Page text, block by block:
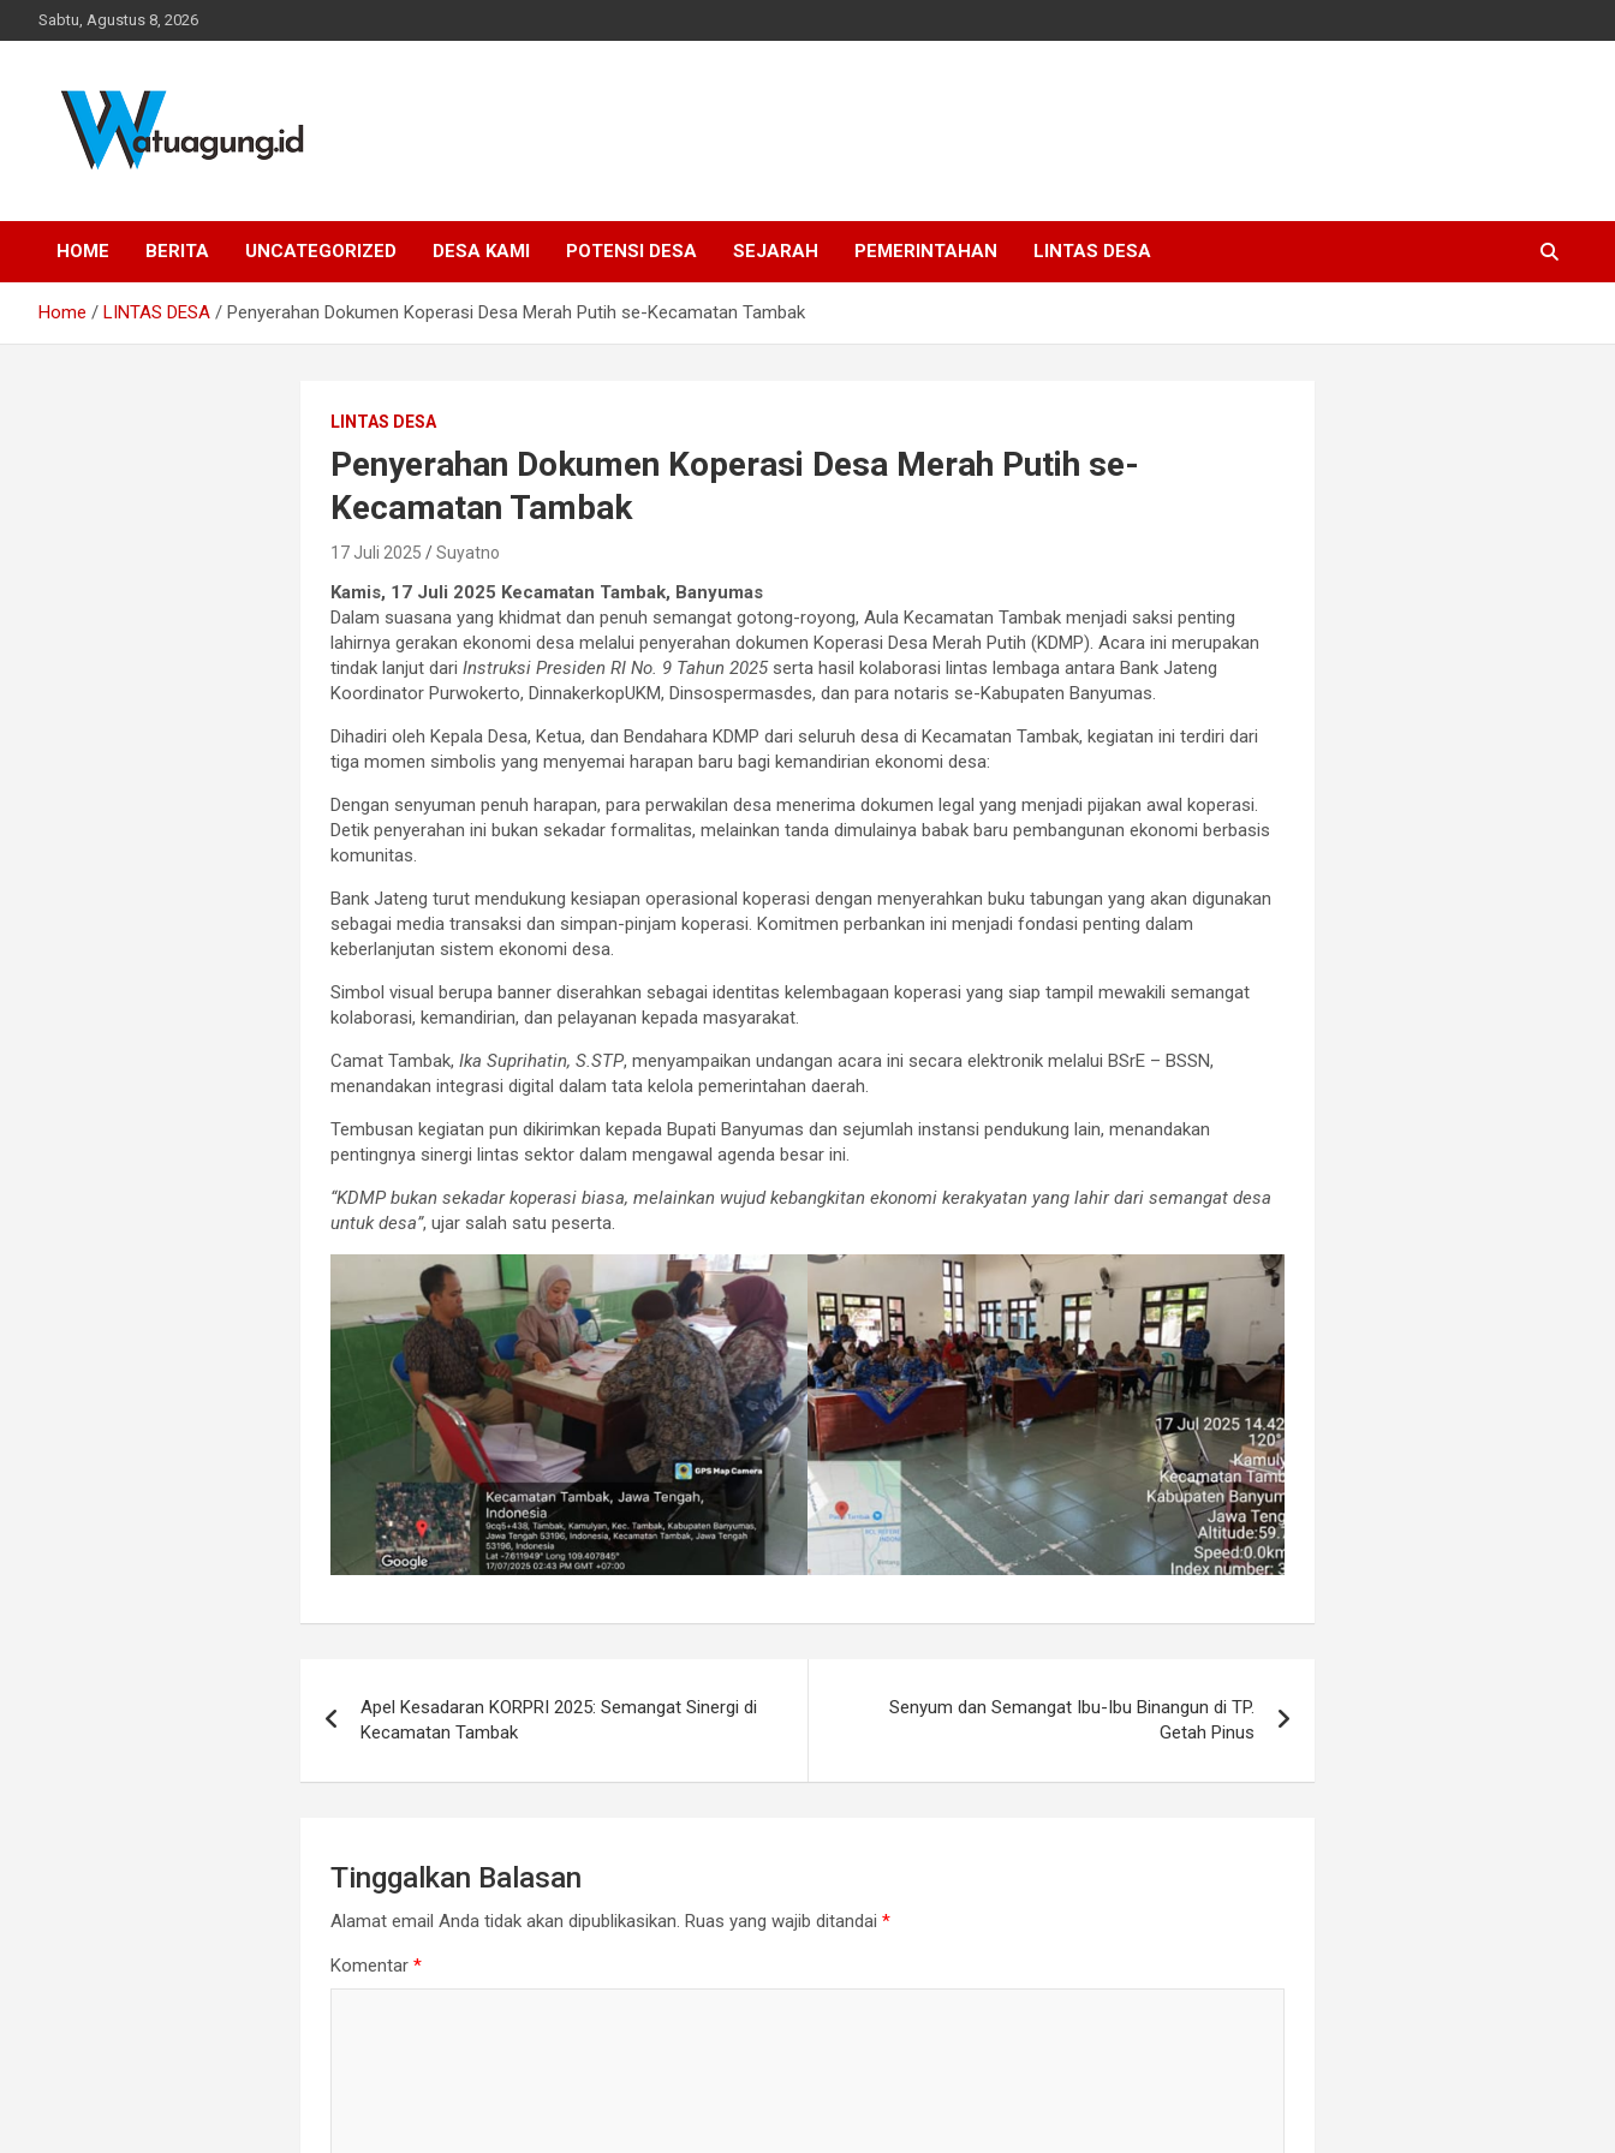
to
Sabtu, Agustus 8, 2026
Watuagung.ID
Banyumas, Jawa Tengah
HOME
BERITA UNCATEGORIZED DESA KAMI POTENSI DESA SEJARAH PEMERINTAHAN LINTAS DESA
Home LINTAS DESA Penyerahan Dokumen Koperasi Desa Merah Putih se-Kecamatan Tambak
LINTAS DESA
Penyerahan Dokumen Koperasi Desa Merah Putih se-
Kecamatan Tambak
17 Juli 2025 Suyatno
Kamis, 17 Juli 2025 Kecamatan Tambak, Banyumas
Dalam suasana yang khidmat dan penuh semangat gotong-royong, Aula Kecamatan Tambak menjadi saksi penting
lahirnya gerakan ekonomi desa melalui penyerahan dokumen Koperasi Desa Merah Putih (KDMP). Acara ini merupakan
tindak lanjut dariInstruksi Presiden RI No. 9 Tahun 2025serta hasil kolaborasi lintas lembaga antara Bank Jateng
Koordinator Purwokerto, DinnakerkopUKM, Dinsospermasdes, dan para notaris se-Kabupaten Banyumas.
Dihadiri oleh Kepala Desa, Ketua, dan Bendahara KDMP dari seluruh desa di Kecamatan Tambak, kegiatan ini terdiri dari
tiga momen simbolis yang menyemai harapan baru bagi kemandirian ekonomi desa:
Dengan senyuman penuh harapan, para perwakilan desa menerima dokumen legal yang menjadi pijakan awal koperasi.
Detik penyerahan ini bukan sekadar formalitas, melainkan tanda dimulainya babak baru pembangunan ekonomi berbasis
komunitas.
Bank Jateng turut mendukung kesiapan operasional koperasi dengan menyerahkan buku tabungan yang akan digunakan
sebagai media transaksi dan simpan-pinjam koperasi. Komitmen perbankan ini menjadi fondasi penting dalam
keberlanjutan sistem ekonomi desa.
Simbol visual berupa banner diserahkan sebagai identitas kelembagaan koperasi yang siap tampil mewakili semangat
kolaborasi, kemandirian, dan pelayanan kepada masyarakat.
Camat Tambak,Ika Suprihatin, S.STP, menyampaikan undangan acara ini secara elektronik melalui BSrE – BSSN,
menandakan integrasi digital dalam tata kelola pemerintahan daerah.
Tembusan kegiatan pun dikirimkan kepada Bupati Banyumas dan sejumlah instansi pendukung lain, menandakan
pentingnya sinergi lintas sektor dalam mengawal agenda besar ini.
“KDMP bukan sekadar koperasi biasa, melainkan wujud kebangkitan ekonomi kerakyatan yang lahir dari semangat desa
untuk desa”, ujar salah satu peserta.
pos
Apel Kesadaran KORPRI 2025: Semangat Sinergi di
Kecamatan Tambak
Senyum dan Semangat Ibu-Ibu Binangun di TP.
Getah Pinus
Tinggalkan Balasan
Alamat email Anda tidak akan dipublikasikan. Ruas yang wajib ditandai*
Komentar*